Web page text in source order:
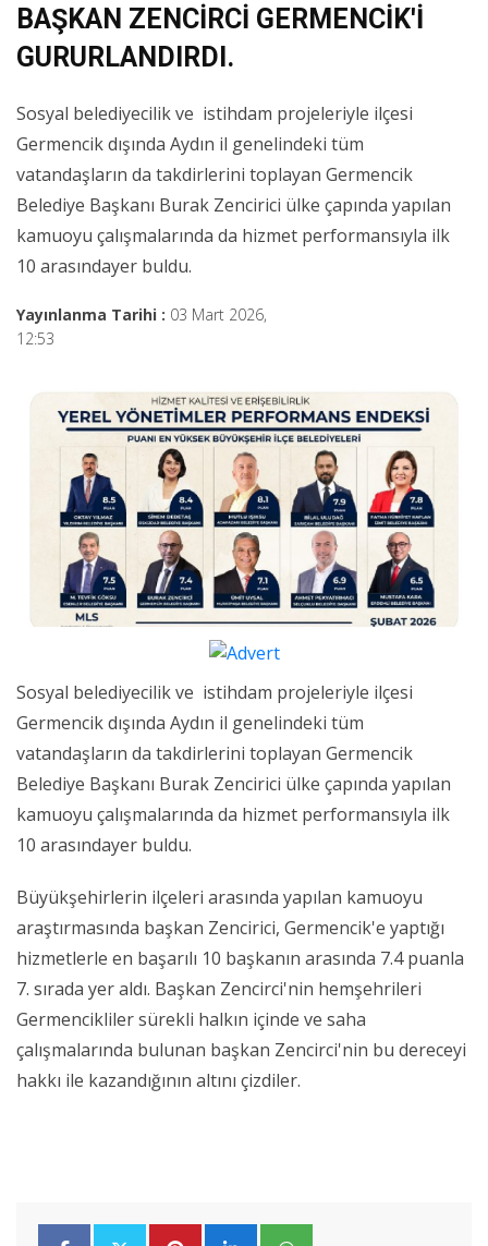
BAŞKAN ZENCİRCİ GERMENCİK'İ
GURURLANDIRDI.
Sosyal belediyecilik ve istihdam projeleriyle ilçesi
Germencik dışında Aydın il genelindeki tüm
vatandaşların da takdirlerini toplayan Germencik
Belediye Başkanı Burak Zencirici ülke çapında yapılan
kamuoyu çalışmalarında da hizmet performansıyla ilk
10 arasındayer buldu.
Yayınlanma Tarihi : 03 Mart 2026,
12:53
Sosyal belediyecilik ve istihdam projeleriyle ilçesi
Germencik dışında Aydın il genelindeki tüm
vatandaşların da takdirlerini toplayan Germencik
Belediye Başkanı Burak Zencirici ülke çapında yapılan
kamuoyu çalışmalarında da hizmet performansıyla ilk
10 arasındayer buldu.
Büyükşehirlerin ilçeleri arasında yapılan kamuoyu
araştırmasında başkan Zencirici, Germencik'e yaptığı
hizmetlerle en başarılı 10 başkanın arasında 7.4 puanla
7. sırada yer aldı. Başkan Zencirci'nin hemşehrileri
Germencikliler sürekli halkın içinde ve saha
çalışmalarında bulunan başkan Zencirci'nin bu dereceyi
hakkı ile kazandığının altını çizdiler.